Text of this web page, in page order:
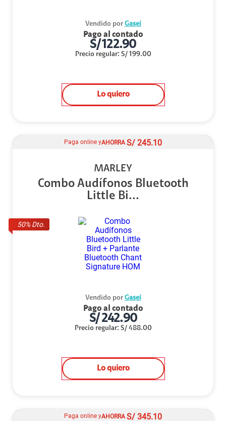
Vendido por Gasei
Pago al contado
S/122.90
Precio regular: S/ 199.00
Lo quiero
50% Dto.
Paga online yAHORRA S/ 245.10
MARLEY
Combo Audífonos Bluetooth
Little Bi...
Vendido por Gasei
Pago al contado
S/242.90
Precio regular: S/ 488.00
Lo quiero
Paga online yAHORRA S/ 345.10